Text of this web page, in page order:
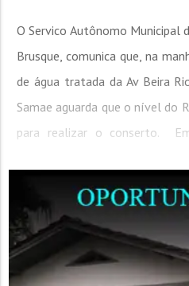
O Servico Autônomo Municipal
Brusque, comunica que, na
de água tratada da Av Beira
Samae aguarda que o nível
para realizar o conserto.
últimos dias, a turbidez